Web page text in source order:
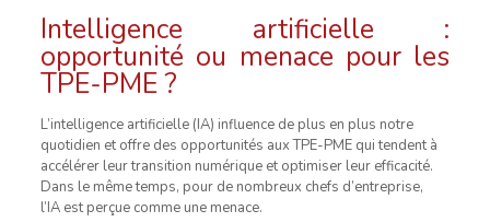
Intelligence artificielle :
opportunité ou menace pour les
TPE-PME ?
L’intelligence artificielle (IA) influence de plus en plus notre
quotidien et offre des opportunités aux TPE-PME qui tendent à
accélérer leur transition numérique et optimiser leur efficacité.
Dans le même temps, pour de nombreux chefs d’entreprise,
l’IA est perçue comme une menace.